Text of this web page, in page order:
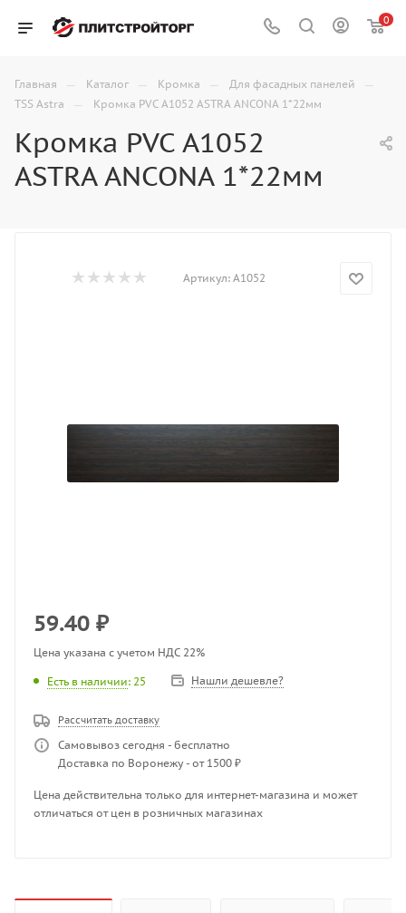
0
Главная — Каталог — Кромка — Для фасадных панелей —
TSS Astra — Кромка PVC A1052 ASTRA ANCONA 1*22мм
Кромка PVC A1052
ASTRA ANCONA 1*22мм
Артикул: A1052
59.40 ₽
Цена указана с учетом НДС 22%
Есть в наличии: 25 Нашли дешевле?
Рассчитать доставку
Самовывоз сегодня - бесплатно
Доставка по Воронежу - от 1500 ₽
Цена действительна только для интернет-магазина и может
отличаться от цен в розничных магазинах